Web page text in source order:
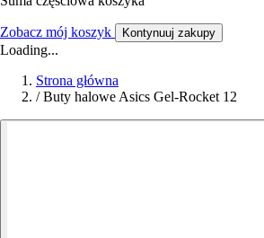
Zobacz mój koszyk Kontynuuj zakupy
Loading...
Strona główna
/ Buty halowe Asics Gel-Rocket 12